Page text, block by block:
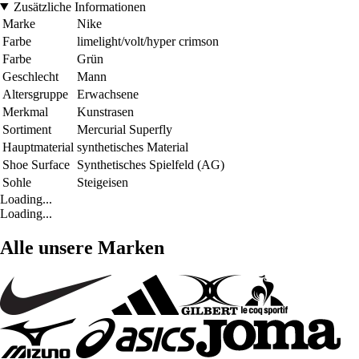
Zusätzliche Informationen
Marke
Nike
Farbe
limelight/volt/hyper crimson
Farbe
Grün
Geschlecht
Mann
Altersgruppe
Erwachsene
Merkmal
Kunstrasen
Sortiment
Mercurial Superfly
Hauptmaterial synthetisches Material
Shoe Surface Synthetisches Spielfeld (AG)
Sohle
Steigeisen
Loading...
Loading...
Alle unsere Marken